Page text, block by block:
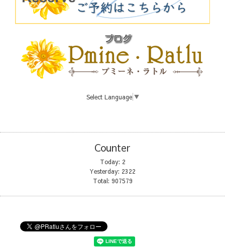
Select Language ▼
Counter
Today: 2
Yesterday: 2322
Total: 907579